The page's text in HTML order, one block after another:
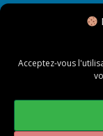
Acceptez-vous